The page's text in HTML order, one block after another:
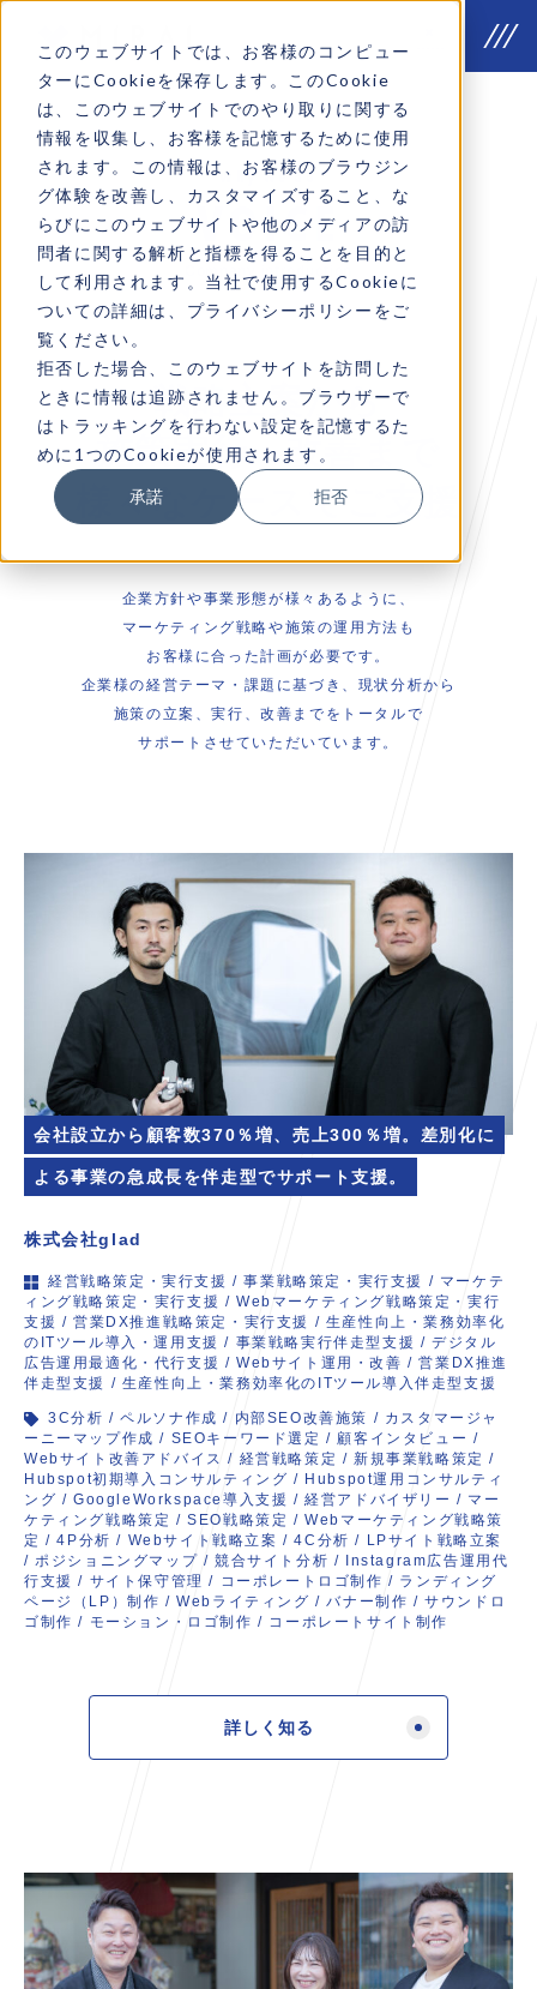
このウェブサイトでは、お客様のコンピュー
ターにCookieを保存します。このCookie
は、このウェブサイトでのやり取りに関する
情報を収集し、お客様を記憶するために使用
されます。この情報は、お客様のブラウジン
グ体験を改善し、カスタマイズすること、な
らびにこのウェブサイトや他のメディアの訪
問者に関する解析と指標を得ることを目的と
して利用されます。当社で使用するCookieに
ついての詳細は、プライバシーポリシーをご
覧ください。
拒否した場合、このウェブサイトを訪問した
ときに情報は追跡されません。ブラウザーで
はトラッキングを行わない設定を記憶するた
めに1つのCookieが使用されます。
承諾 拒否
Why we do
VOICE
Company introduction
戦略立案から
施策実行・改善まで
様々なケースでご支援
企業方針や事業形態が様々あるように、
マーケティング戦略や施策の運用方法も
お客様に合った計画が必要です。
企業様の経営テーマ・課題に基づき、現状分析から
施策の立案、実行、改善までをトータルで
サポートさせていただいています。
会社設立から顧客数370％増、売上300％増。差別化に
よる事業の急成長を伴走型でサポート支援。
株式会社glad
経営戦略策定・実行支援 /事業戦略策定・実行支援 / マーケテ
ィング戦略策定・実行支援 /Webマーケティング戦略策定・実行
支援 /営業DX推進戦略策定・実行支援 / 生産性向上・業務効率化
のITツール導入・運用支援 / 事業戦略実行伴走型支援 /デジタル
広告運用最適化・代行支援 /Webサイト運用・改善 /営業DX推進
伴走型支援 / 生産性向上・業務効率化のITツール導入伴走型支援
3C分析 /ペルソナ作成 / 内部SEO改善施策 / カスタマージャ
ーニーマップ作成 / SEOキーワード選定 /顧客インタビュー /
Webサイト改善アドバイス / 経営戦略策定 /新規事業戦略策定 /
Hubspot初期導入コンサルティング / Hubspot運用コンサルティ
ング /GoogleWorkspace導入支援 /経営アドバイザリー / マー
ケティング戦略策定 /SEO戦略策定 /Webマーケティング戦略策
定 /4P分析 / Webサイト戦略立案 /4C分析 / LPサイト戦略立案
/ポジショニングマップ /競合サイト分析 / Instagram広告運用代
行支援 / サイト保守管理 / コーポレートロゴ制作 / ランディング
ページ（LP）制作 /Webライティング /バナー制作 /サウンドロ
ゴ制作 / モーション・ロゴ制作 / コーポレートサイト制作
詳しく知る